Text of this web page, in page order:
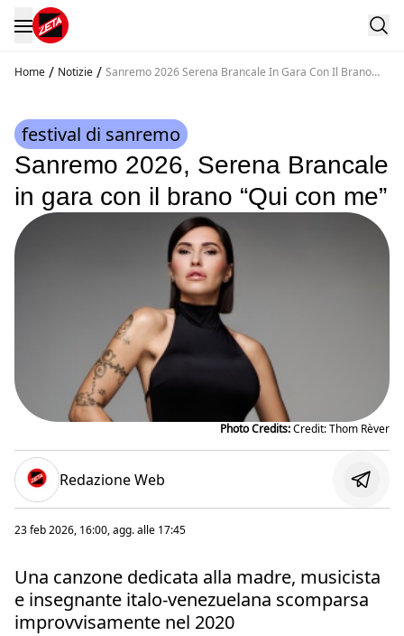
Home / Notizie / Sanremo 2026 Serena Brancale In Gara Con Il Brano
festival di sanremo
Sanremo 2026, Serena Brancale
in gara con il brano “Qui con me”
Photo Credits:Credit: Thom Rèver
Redazione Web
23 feb 2026, 16:00, agg. alle 17:45
Una canzone dedicata alla madre, musicista
e insegnante italo-venezuelana scomparsa
improvvisamente nel 2020